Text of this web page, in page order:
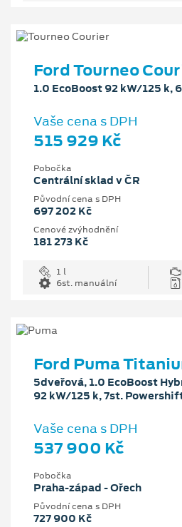
Ford Tourneo
1.0 EcoBoost 92 kW/125 k,
Vaše cena s DPH
515 929 Kč
Pobočka
Centrální sklad v ČR
Původní cena s DPH
697 202 Kč
Cenové zvýhodnění
181 273 Kč
1 l
6st. manuální
Ford Puma
5dveřová, 1.0 EcoBoost
92 kW/125 k, 7st.
Vaše cena s DPH
537 900 Kč
Pobočka
Praha-západ - Ořech
Původní cena s DPH
727 900 Kč